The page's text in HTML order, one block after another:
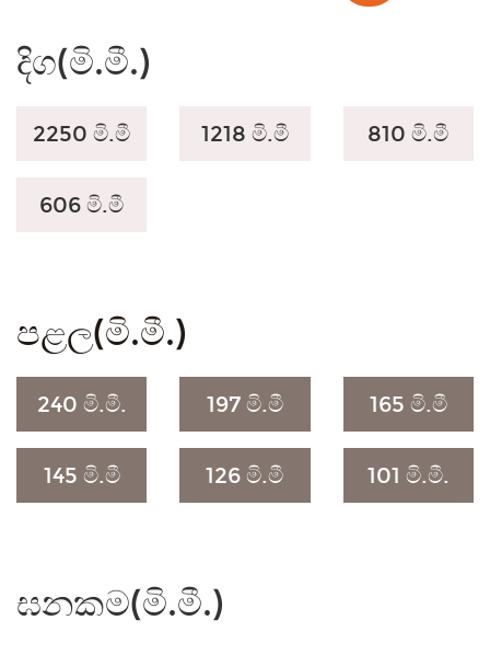
දිග(මි.මී.)
2250 මි.මී 1218 මි.මී 810 මි.මී
606 මි.මී
පළල(මි.මී.)
240 මි.මී. 197 මි.මී 165 මි.මී
145 මි.මී 126 මි.මී 101 මි.මී.
ඝනකම(මි.මී.)